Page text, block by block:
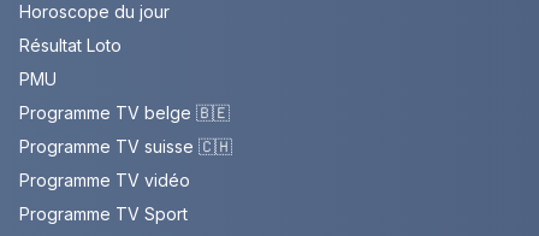
Horoscope du jour
Résultat Loto
PMU
Programme TV belge 🇧🇪
Programme TV suisse 🇨🇭
Programme TV vidéo
Programme TV Sport